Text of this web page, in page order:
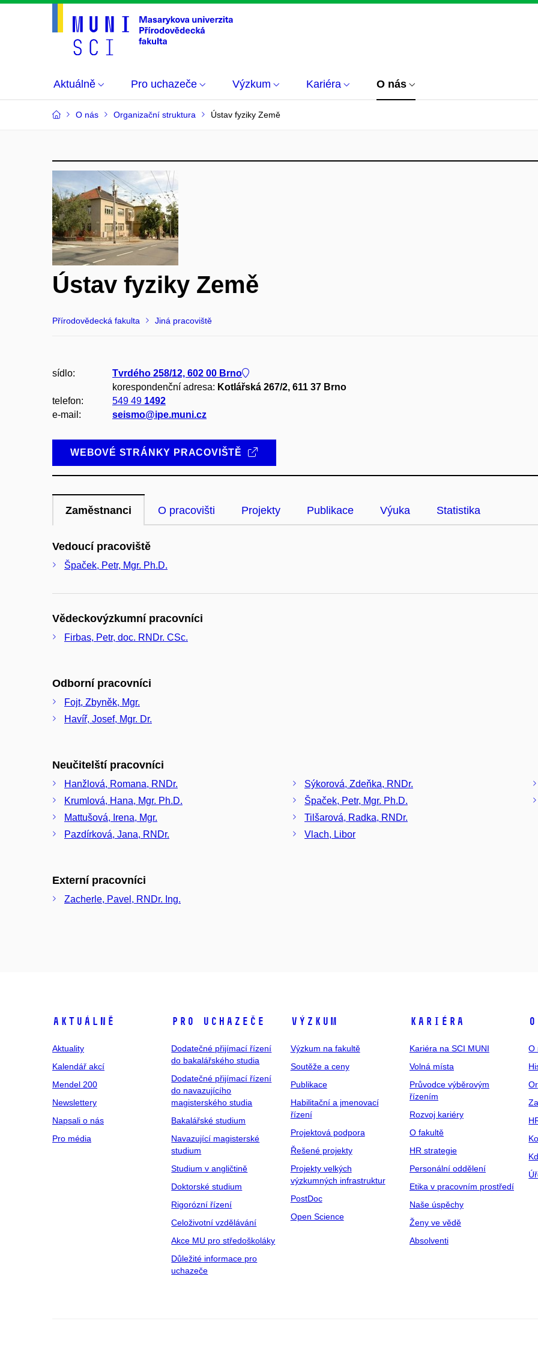
Aktuálně Pro uchazeče Výzkum Kariéra O nás
O nás Organizační struktura Ústav fyziky Země
Ústav fyziky Země
Přírodovědecká fakulta Jiná pracoviště
sídlo:
Tvrdého 258/12, 602 00 Brno
korespondenční adresa: Kotlářská 267/2, 611 37 Brno
telefon:
549 49 1492
e-mail:
seismo@ipe.muni.cz
WEBOVÉ STRÁNKY PRACOVIŠTĚ
Zaměstnanci O pracovišti Projekty Publikace Výuka Statistika
Vedoucí pracoviště
Špaček, Petr, Mgr. Ph.D.
Vědeckovýzkumní pracovníci
Firbas, Petr, doc. RNDr. CSc.
Odborní pracovníci
Fojt, Zbyněk, Mgr.
Havíř, Josef, Mgr. Dr.
Neučitelští pracovníci
Hanžlová, Romana, RNDr.
Krumlová, Hana, Mgr. Ph.D.
Mattušová, Irena, Mgr.
Pazdírková, Jana, RNDr.
Sýkorová, Zdeňka, RNDr.
Špaček, Petr, Mgr. Ph.D.
Tilšarová, Radka, RNDr.
Vlach, Libor
Externí pracovníci
Zacherle, Pavel, RNDr. Ing.
Aktuálně
Aktuality
Kalendář akcí
Mendel 200
Newslettery
Napsali o nás
Pro média
Pro uchazeče
Dodatečné přijímací řízení
do bakalářského studia
Dodatečné přijímací řízení
do navazujícího
magisterského studia
Bakalářské studium
Navazující magisterské
studium
Studium v angličtině
Doktorské studium
Rigorózní řízení
Celoživotní vzdělávání
Akce MU pro středoškoláky
Důležité informace pro
uchazeče
Výzkum
Výzkum na fakultě
Soutěže a ceny
Publikace
Habilitační a jmenovací
řízení
Projektová podpora
Řešené projekty
Projekty velkých
výzkumných infrastruktur
PostDoc
Open Science
Kariéra
Kariéra na SCI MUNI
Volná místa
Průvodce výběrovým
řízením
Rozvoj kariéry
O fakultě
HR strategie
Personální oddělení
Etika v pracovním prostředí
Naše úspěchy
Ženy ve vědě
Absolventi
O